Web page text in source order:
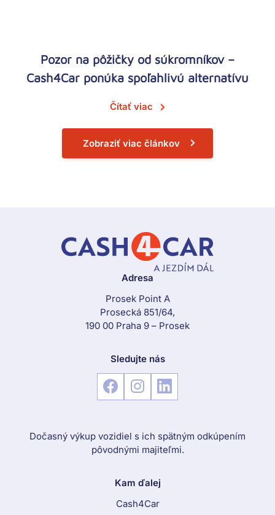
Pozor na pôžičky od súkromníkov –
Cash4Car ponúka spoľahlivú alternatívu
Čítať viac
Zobraziť viac článkov
Adresa
Prosek Point A
Prosecká 851/64,
190 00 Praha 9 – Prosek
Sledujte nás
Dočasný výkup vozidiel s ich spätným odkúpením
pôvodnými majiteľmi.
Kam ďalej
Cash4Car